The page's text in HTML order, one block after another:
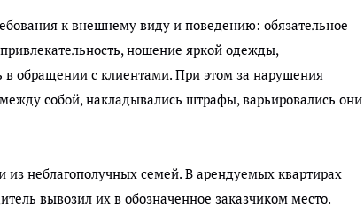
к внешнему виду и поведению: обязательное
ношение яркой одежды,
обращении с клиентами. При этом за нарушения
собой, накладывались штрафы, варьировались они
из неблагополучных семей. В арендуемых квартирах
вывозил их в обозначенное заказчиком место.